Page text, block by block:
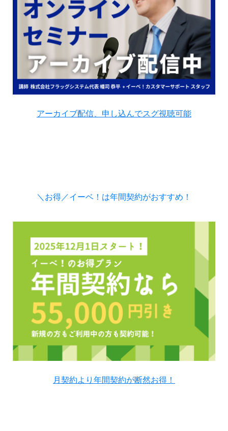
アーカイブ配信、申し込んでスグ視聴可能
＼お得／イーベ！は年間契約がおすすめ！
月契約より年間契約が断然お得！